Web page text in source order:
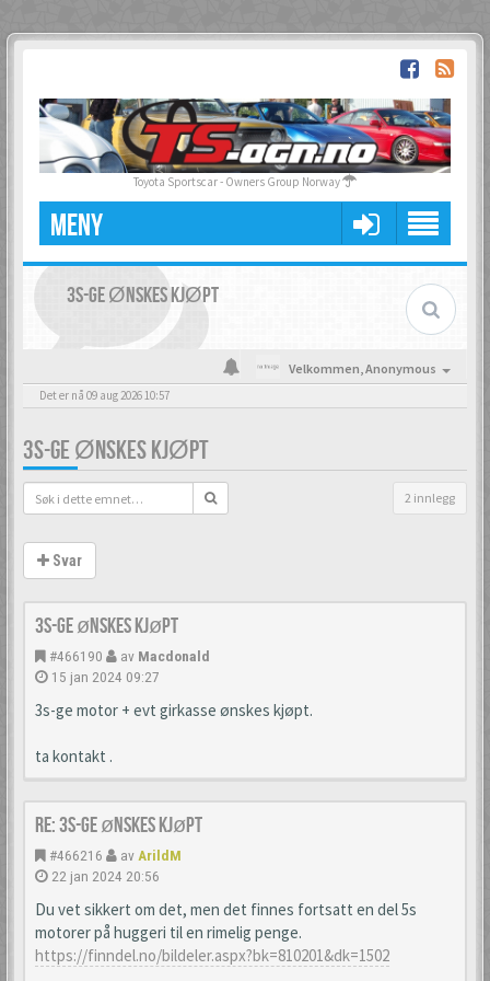
Toyota Sportscar - Owners Group Norway
MENY
3S-GE ØNSKES KJØPT
Velkommen,Anonymous
Det er nå 09 aug 2026 10:57
3S-GE ØNSKES KJØPT
2 innlegg
Svar
3s-ge ønskes kjøpt
#466190 av Macdonald
15 jan 2024 09:27
3s-ge motor + evt girkasse ønskes kjøpt.
ta kontakt .
Re: 3s-ge ønskes kjøpt
#466216 av ArildM
22 jan 2024 20:56
Du vet sikkert om det, men det finnes fortsatt en del 5s
motorer på huggeri til en rimelig penge.
https://finndel.no/bildeler.aspx?bk=810201&dk=1502